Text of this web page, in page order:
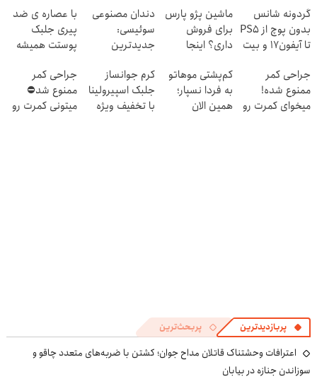
گردونه شانس
بدون پوچ از PS5
تا آیفون17 و بیت
ماشین پژو پارس
برای فروش
داری؟ اینجا
دندان مصنوعی
سوئیسی:
جدیدترین
سبک و مقاوم |
پرداخت قسطی
با عصاره ی ضد
پیری جلبک
پوستت همیشه
جراحی کمر
ممنوع شده!
میخوای کمرت رو
کم‌پشتی موهاتو
به فردا نسپار؛
همین الان
کرم جوانساز
جلبک اسپیرولینا
با تخفیف ویژه
جراحی کمر
ممنوع شد⛔
میتونی کمرت رو
پربازدیدترین پربحث‌ترین
اعترافات وحشتناک قاتلان مداح جوان؛ کشتن با ضربه‌های متعدد چاقو و
سوزاندن جنازه در بیابان